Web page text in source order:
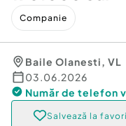
Companie
Baile Olanesti, VL
03.06.2026
Număr de telefon
Salvează la